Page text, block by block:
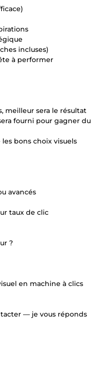
incluses)
à performer
meilleur sera le résultat
fourni pour gagner du
bons choix visuels
avancés
taux de clic
?
en machine à clics
— je vous réponds